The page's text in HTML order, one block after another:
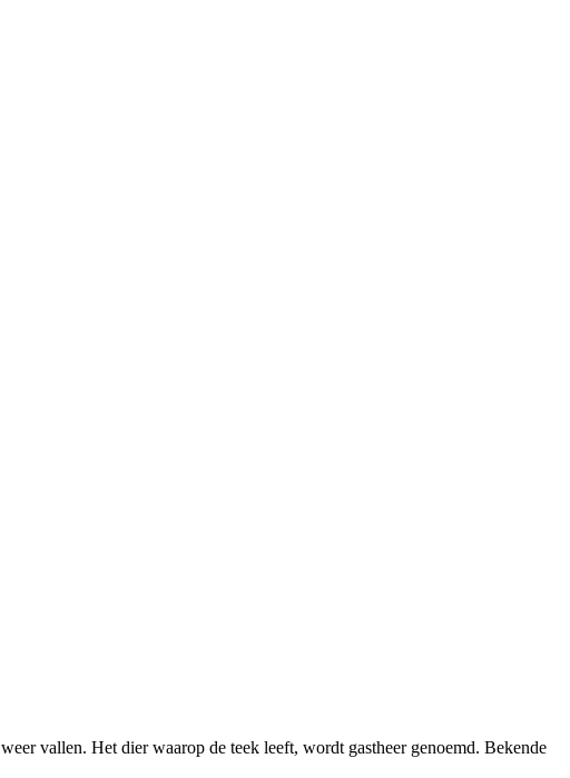
vallen. Het dier waarop de teek leeft, wordt gastheer genoemd. Bekende